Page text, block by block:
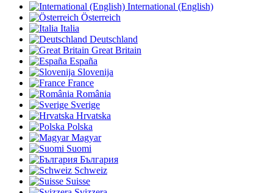
International (English)
Österreich
Italia
Deutschland
Great Britain
España
Slovenija
France
România
Sverige
Hrvatska
Polska
Magyar
Suomi
България
Schweiz
Suisse